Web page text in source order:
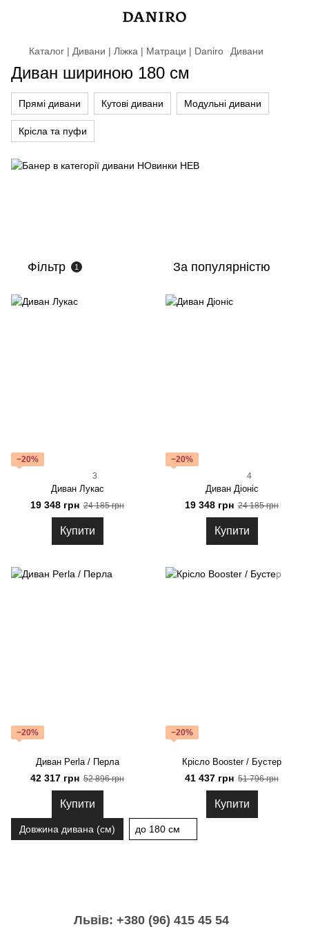
Каталог | Дивани | Ліжка | Матраци | Daniro Дивани
Диван шириною 180 см
Прямі дивани Кутові дивани Модульні дивани
Крісла та пуфи
Фільтр 1 За популярністю
−20%
3
Диван Лукас
19 348 грн 24 185 грн
Купити
−20%
4
Диван Діоніс
19 348 грн 24 185 грн
Купити
−20%
Диван Perla / Перла
42 317 грн 52 896 грн
Купити
−20%
Крісло Booster / Бустер
41 437 грн 51 796 грн
Купити
Довжина дивана (см) до 180 см
Львів: +380 (96) 415 45 54